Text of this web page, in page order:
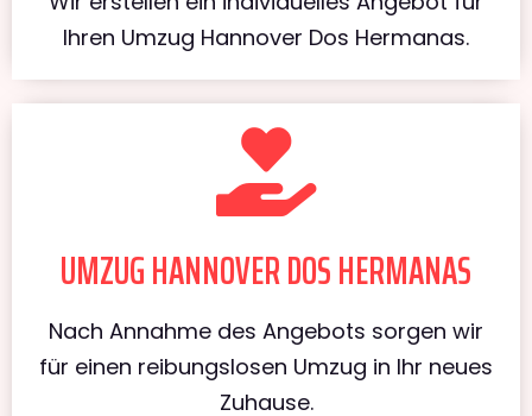
Ihren Umzug Hannover Dos Hermanas.
UMZUG HANNOVER DOS HERMANAS
Nach Annahme des Angebots sorgen wir
für einen reibungslosen Umzug in Ihr neues
Zuhause.